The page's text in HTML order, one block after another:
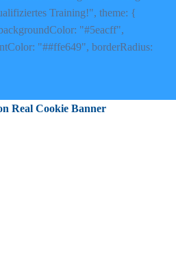
Training!", theme: {
"#5eacff",
"##ffe649", borderRadius:
Real Cookie Banner